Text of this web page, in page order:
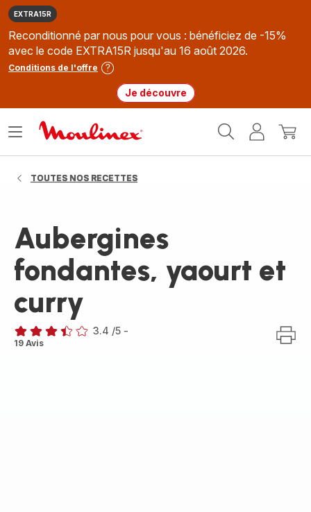
EXTRA15R
Reconditionné par nous pour vous : bénéficiez de -15%
avec le code EXTRA15R jusqu'au 16 août 2026.
Conditions de l'offre
Je découvre
MonMon
Ouvrir
TOUTES NOS RECETTES
Aubergines
fondantes, yaourt et
curry
ratings.3.4
3.4 /5 -
19 Avis